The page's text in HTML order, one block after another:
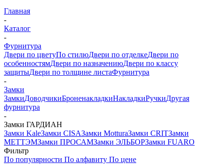
Главная
-
Каталог
-
Фурнитура
Двери по цветуПо стилюДвери по отделкеДвери по
особенностямДвери по назначениюДвери по классу
защитыДвери по толщине листаФурнитура
-
Замки
ЗамкиДоводчикиБроненакладкиНакладкиРучкиДругая
фурнитура
-
Замки ГАРДИАН
Замки KaleЗамки CISAЗамки MotturaЗамки CRITЗамки
МЕТТЭМЗамки ПРОСАМЗамки ЭЛЬБОРЗамки FUARO
Фильтр
По популярности По алфавиту По цене